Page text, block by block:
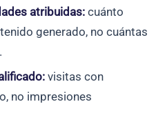
atribuidas: cuánto
generado, no cuántas
visitas con
no impresiones